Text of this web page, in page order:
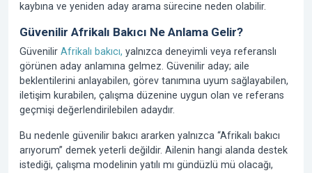
kaybına ve yeniden aday arama sürecine neden olabilir.
Güvenilir Afrikalı Bakıcı Ne Anlama Gelir?
Güvenilir Afrikalı bakıcı, yalnızca deneyimli veya referanslı
görünen aday anlamına gelmez. Güvenilir aday; aile
beklentilerini anlayabilen, görev tanımına uyum sağlayabilen,
iletişim kurabilen, çalışma düzenine uygun olan ve referans
geçmişi değerlendirilebilen adaydır.
Bu nedenle güvenilir bakıcı ararken yalnızca “Afrikalı bakıcı
arıyorum” demek yeterli değildir. Ailenin hangi alanda destek
istediği, çalışma modelinin yatılı mı gündüzlü mü olacağı,